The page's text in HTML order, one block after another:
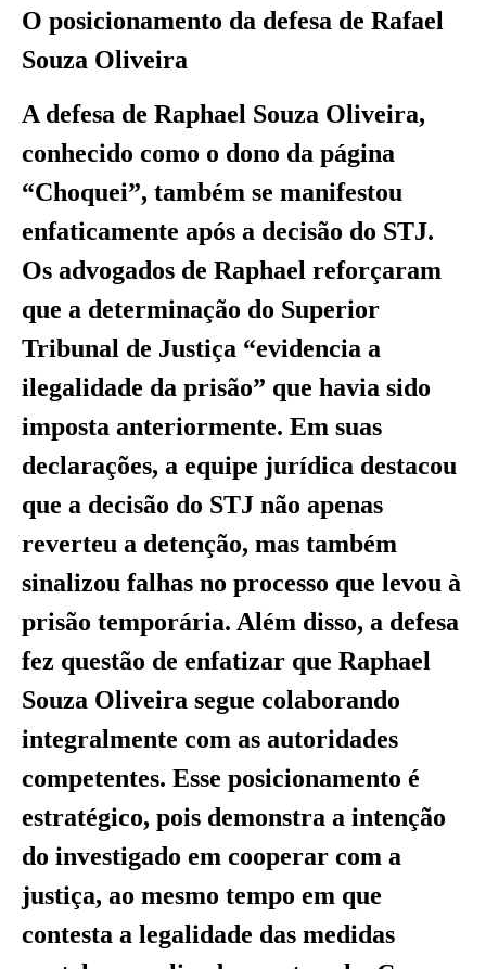
O posicionamento da defesa de Rafael
Souza Oliveira
A defesa de Raphael Souza Oliveira,
conhecido como o dono da página
“Choquei”, também se manifestou
enfaticamente após a decisão do STJ.
Os advogados de Raphael reforçaram
que a determinação do Superior
Tribunal de Justiça “evidencia a
ilegalidade da prisão” que havia sido
imposta anteriormente. Em suas
declarações, a equipe jurídica destacou
que a decisão do STJ não apenas
reverteu a detenção, mas também
sinalizou falhas no processo que levou à
prisão temporária. Além disso, a defesa
fez questão de enfatizar que Raphael
Souza Oliveira segue colaborando
integralmente com as autoridades
competentes. Esse posicionamento é
estratégico, pois demonstra a intenção
do investigado em cooperar com a
justiça, ao mesmo tempo em que
contesta a legalidade das medidas